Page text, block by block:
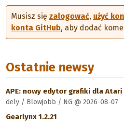
Musisz się zalogować, użyć
konta GitHub, aby dodać
Ostatnie newsy
APE: nowy edytor grafiki dla Atari
dely / Blowjobb / NG @ 2026-08-07
Gearlynx 1.2.21